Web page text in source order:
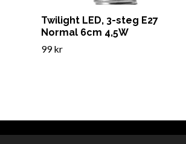
Twilight LED, 3-steg E27
Normal 6cm 4,5W
99 kr